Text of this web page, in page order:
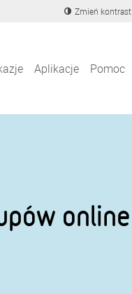
Zmień kontrast
Aplikacje Pomoc
online